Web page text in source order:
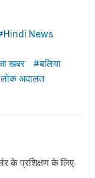
Hindi News
खबर
बलिया
लोक अदालत
के प्रशिक्षण के लिए